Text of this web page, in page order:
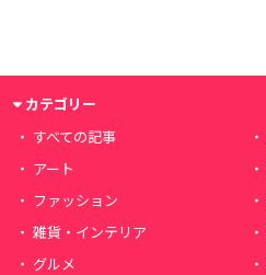
カテゴリー
すべての記事
アート
ファッション
雑貨・インテリア
グルメ